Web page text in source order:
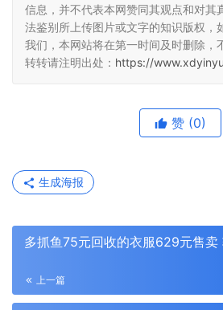
信息，并不代表本网赞同其观点和对其
法鉴别所上传图片或文字的知识版权，
我们，本网站将在第一时间及时删除，
转转请注明出处： https://
赞 (0)
生成海报
多抓鱼75元回收的衣服629元售卖
上一篇